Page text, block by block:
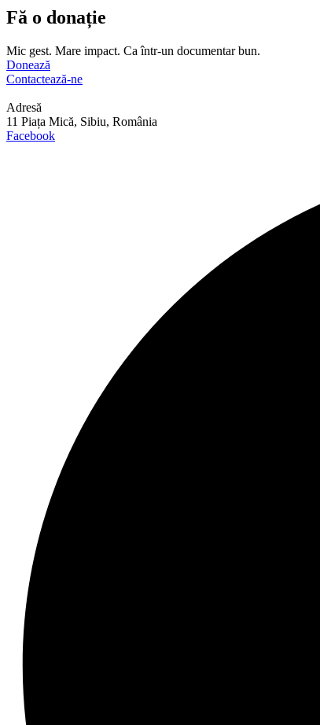
Fă o donație
Mic gest. Mare impact. Ca într-un documentar bun.
Donează
Contactează-ne
Adresă
11 Piața Mică, Sibiu, România
Facebook